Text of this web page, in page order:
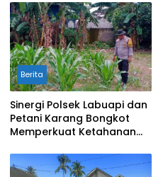
Berita
Sinergi Polsek Labuapi dan
Petani Karang Bongkot
Memperkuat Ketahanan